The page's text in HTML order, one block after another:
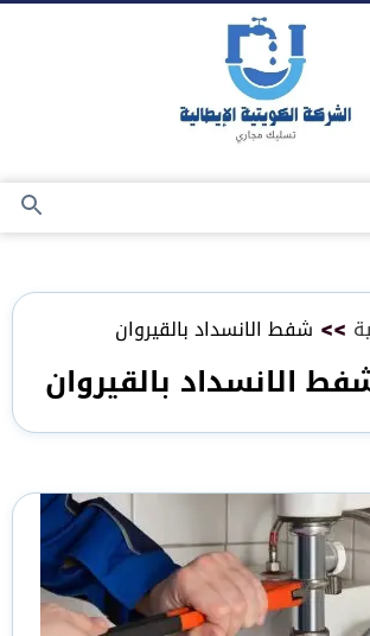
بحث
>> شفط الانسداد بالقيروان
الانسداد بالقيروان